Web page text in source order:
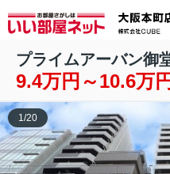
プライムアーバン御
9.4万円～10.6万円
1/20